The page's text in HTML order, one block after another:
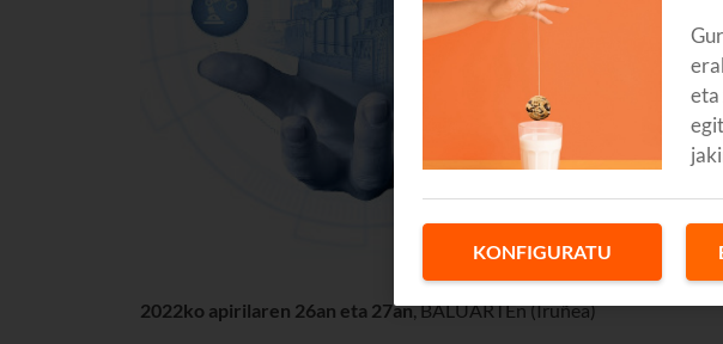
2022ko apirilaren 26an eta 27an, BALUARTEn (Iruñea)
eta
KONFIGURATU